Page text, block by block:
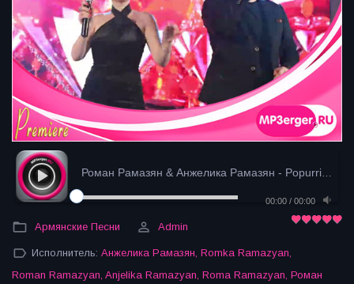
00:00 / 00:00
Армянские Песни Admin
Исполнитель: Анжелика Рамазян Romka Ramazyan
Roman Ramazyan, Anjelika Ramazyan, Roma Ramazyan, Роман